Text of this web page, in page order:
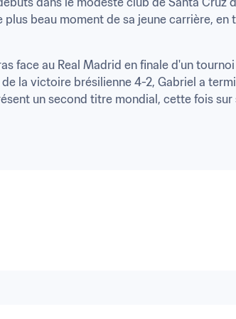
plus beau moment de sa jeune carrière, en
face au Real Madrid en finale d'un tournoi
la victoire brésilienne 4-2, Gabriel a
un second titre mondial, cette fois sur